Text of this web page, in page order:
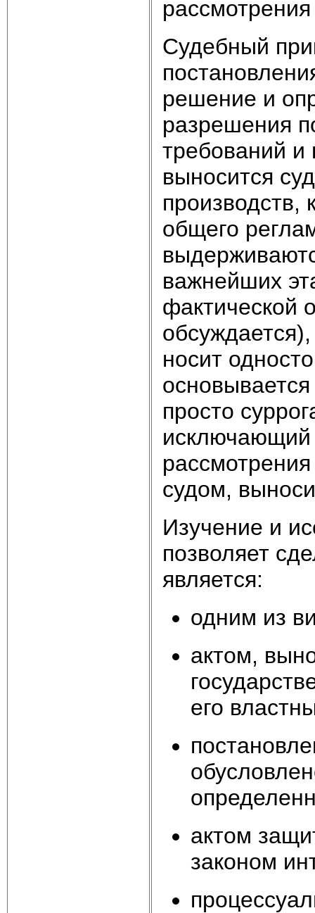
Судебный
решение и
разрешения
требований и
выносится
производств,
общего
важнейших
фактической
носит
просто
исключающий
судом,
Изучение и
позволяет
является:
одним из
актом,
его
актом
законом